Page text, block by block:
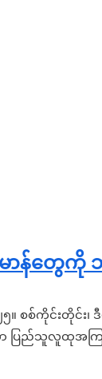
မာန်တွ
၂၅။ စစ်ကိုင်းတို
ပြည်သူလူထုအက